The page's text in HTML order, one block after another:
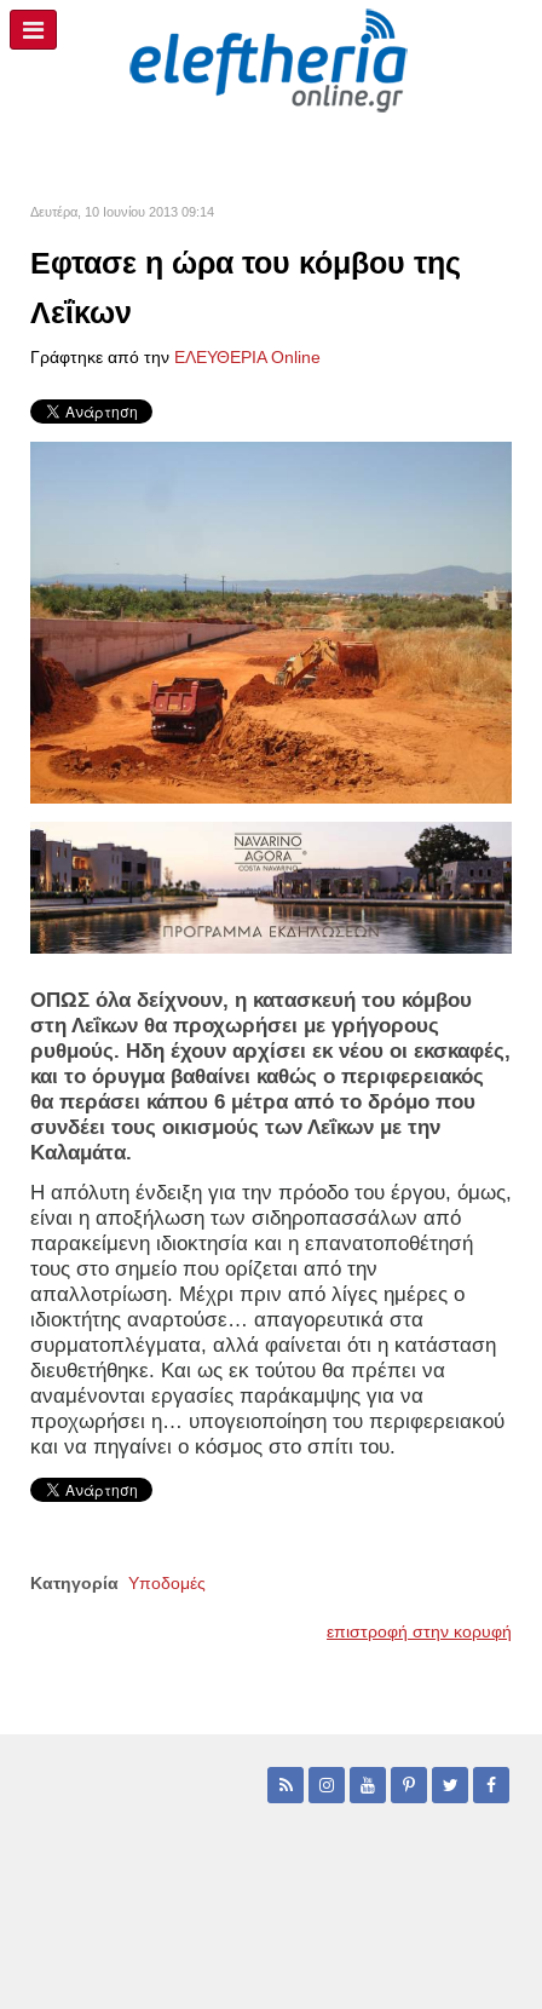
Δευτέρα, 10 Ιουνίου 2013 09:14
Εφτασε η ώρα του κόμβου της
Λεΐκων
Γράφτηκε από την ΕΛΕΥΘΕΡΙΑ Online
ΟΠΩΣ όλα δείχνουν, η κατασκευή του κόμβου
στη Λεΐκων θα προχωρήσει με γρήγορους
ρυθμούς. Ηδη έχουν αρχίσει εκ νέου οι εκσκαφές,
και το όρυγμα βαθαίνει καθώς ο περιφερειακός
θα περάσει κάπου 6 μέτρα από το δρόμο που
συνδέει τους οικισμούς των Λεΐκων με την
Καλαμάτα.
Η απόλυτη ένδειξη για την πρόοδο του έργου, όμως,
είναι η αποξήλωση των σιδηροπασσάλων από
παρακείμενη ιδιοκτησία και η επανατοποθέτησή
τους στο σημείο που ορίζεται από την
απαλλοτρίωση. Μέχρι πριν από λίγες ημέρες ο
ιδιοκτήτης αναρτούσε… απαγορευτικά στα
συρματοπλέγματα, αλλά φαίνεται ότι η κατάσταση
διευθετήθηκε. Και ως εκ τούτου θα πρέπει να
αναμένονται εργασίες παράκαμψης για να
προχωρήσει η… υπογειοποίηση του περιφερειακού
και να πηγαίνει ο κόσμος στο σπίτι του.
Κατηγορία Υποδομές
επιστροφή στην κορυφή